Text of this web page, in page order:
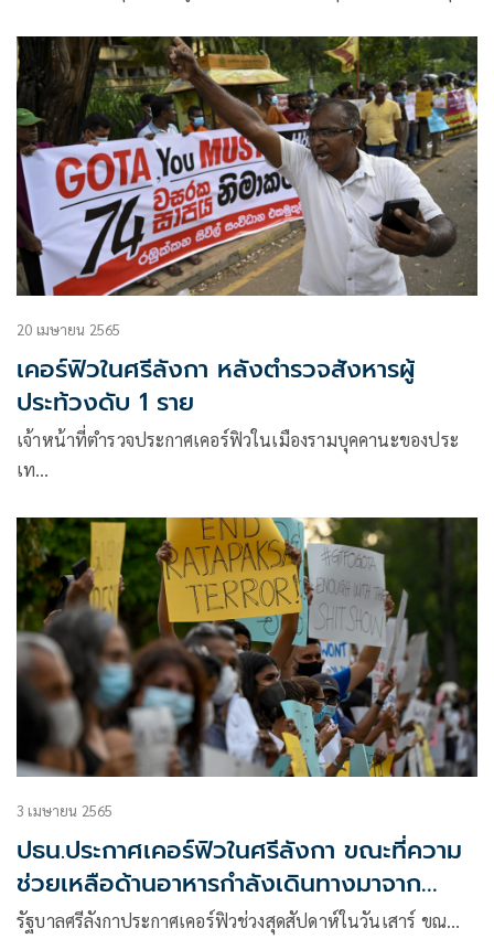
20 เมษายน 2565
เคอร์ฟิวในศรีลังกา หลังตำรวจสังหารผู้
ประท้วงดับ 1 ราย
เจ้าหน้าที่ตำรวจประกาศเคอร์ฟิวในเมืองรามบุคคานะของประ
เท…
3 เมษายน 2565
ปธน.ประกาศเคอร์ฟิวในศรีลังกา ขณะที่ความ
ช่วยเหลือด้านอาหารกำลังเดินทางมาจาก
อินเดีย
รัฐบาลศรีลังกาประกาศเคอร์ฟิวช่วงสุดสัปดาห์ในวันเสาร์ ขณ…